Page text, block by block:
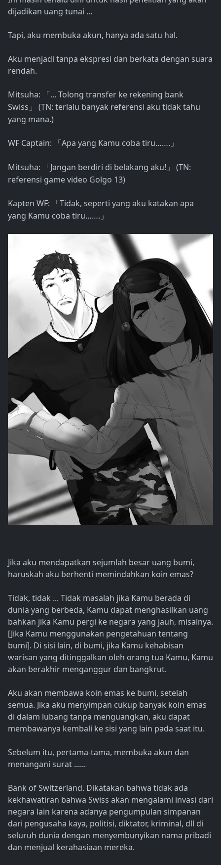
dijadikan uang tunai ...
Tapi, aku membuka akun, hanya ada satu hal.
Aku menjadi tanpa ekspresi dan berkata dengan suara
rendah.
Mitsuha: 「 ... Tolong transfer ke rekening bank
Swiss 」
(TN: terlalu banyak referensi aku tidak tahu
yang mana.)
WF Captain: 「 Apa yang Kamu coba tiru……. 」
Mitsuha: 「 Jangan berdiri di belakang aku! 」
(TN:
referensi game video Golgo 13)
Kapten WF: 「 Tidak, seperti yang aku katakan apa
yang Kamu coba tiru……. 」
Jika aku mendapatkan sejumlah besar uang bumi,
haruskah aku berhenti memindahkan koin emas?
Tidak, tidak ... Tidak masalah jika Kamu berada di
dunia yang berbeda, Kamu dapat menghasilkan uang
bahkan jika Kamu pergi ke negara yang jauh, misalnya.
[Jika Kamu menggunakan pengetahuan tentang
bumi]. Di sisi lain, di bumi, jika Kamu kehabisan
warisan yang ditinggalkan oleh orang tua Kamu, Kamu
akan berakhir menganggur dan bangkrut.
Aku akan membawa koin emas ke bumi, setelah
semua. Jika aku menyimpan cukup banyak koin emas
di dalam lubang tanpa menguangkan, aku dapat
membawanya kembali ke sisi yang lain pada saat itu.
Sebelum itu, pertama-tama, membuka akun dan
menangani surat ......
Bank of Switzerland. Dikatakan bahwa tidak ada
kekhawatiran bahwa Swiss akan mengalami invasi dari
negara lain karena adanya pengumpulan simpanan
dari pengusaha kaya, politisi, diktator, kriminal, dll di
seluruh dunia dengan menyembunyikan nama pribadi
dan menjual kerahasiaan mereka.